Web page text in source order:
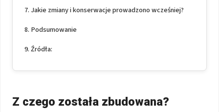
Jakie zmiany i konserwacje prowadzono wcześniej?
Podsumowanie
Źródła:
Z czego została zbudowana?